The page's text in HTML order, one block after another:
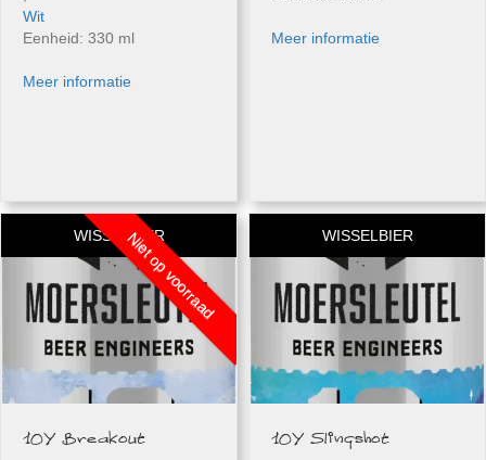
Wit
Eenheid: 330 ml
Meer informatie
Meer informatie
Niet op voorraad
WISSELBIER
10Y Breakout
WISSELBIER
10Y Slingshot